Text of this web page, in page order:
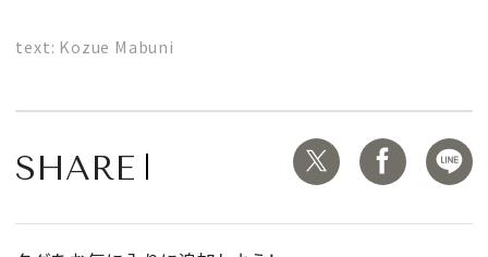
text: Kozue Mabuni
SHARE